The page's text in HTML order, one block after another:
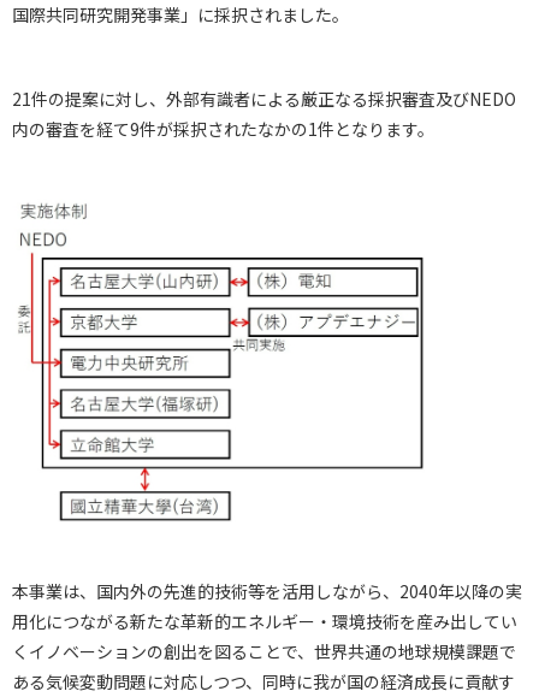
国際共同研究開発事業」に採択されました。
21件の提案に対し、外部有識者による厳正なる採択審査及びNEDO
内の審査を経て9件が採択されたなかの1件となります。
本事業は、国内外の先進的技術等を活用しながら、2040年以降の実
用化につながる新たな革新的エネルギー・環境技術を産み出してい
くイノベーションの創出を図ることで、世界共通の地球規模課題で
ある気候変動問題に対応しつつ、同時に我が国の経済成長に貢献す